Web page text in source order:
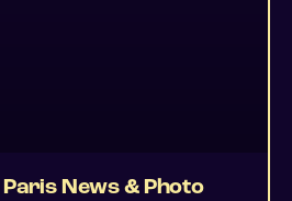
Paris News & Photo